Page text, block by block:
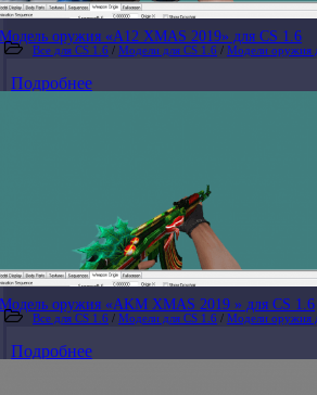
Модель оружия «A12 XMAS 2019» для CS 1.6
Все для CS 1.6 / Модели для CS 1.6 / Модели оружия
Подробнее
Модель оружия «AKM XMAS 2019 » для CS 1.6
Все для CS 1.6 / Модели для CS 1.6 / Модели оружия
Подробнее